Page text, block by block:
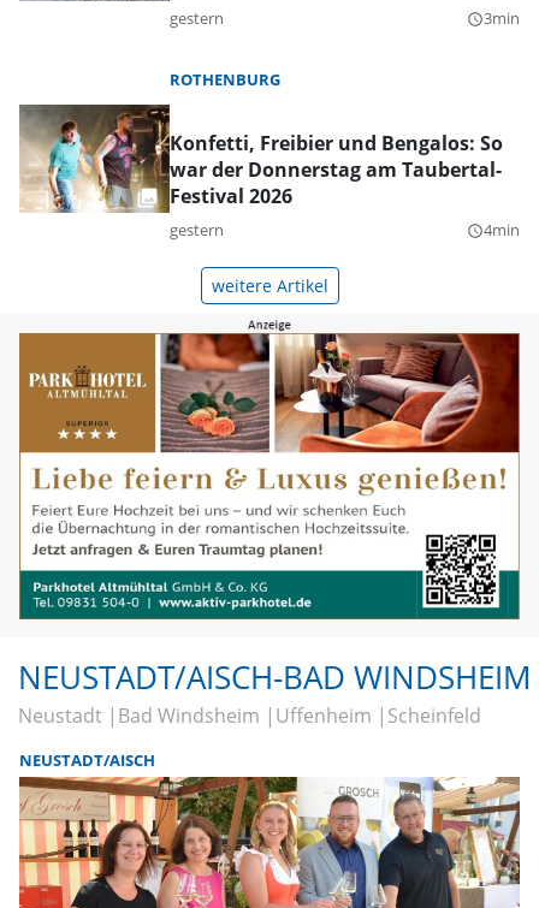
gestern query_builder3min
ROTHENBURG
Konfetti, Freibier und Bengalos: So
war der Donnerstag am Taubertal-
Festival 2026
gestern query_builder4min
weitere Artikel
NEUSTADT/AISCH-BAD WINDSHEIM
Neustadt Bad Windsheim Uffenheim Scheinfeld
NEUSTADT/AISCH